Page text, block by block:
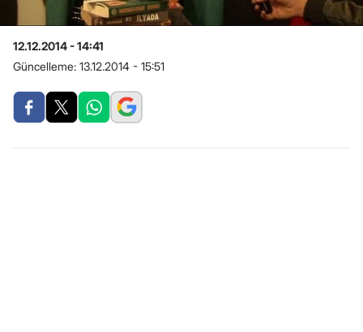
12.12.2014 - 14:41
Güncelleme: 13.12.2014 - 15:51